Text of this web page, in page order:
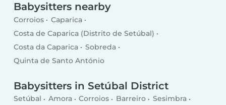
Babysitters nearby
Corroios
Caparica
Costa de Caparica (Distrito de Setúbal)
Costa da Caparica
Sobreda
Quinta de Santo António
Babysitters in Setúbal District
Setúbal Amora Corroios Barreiro
Sesimbra